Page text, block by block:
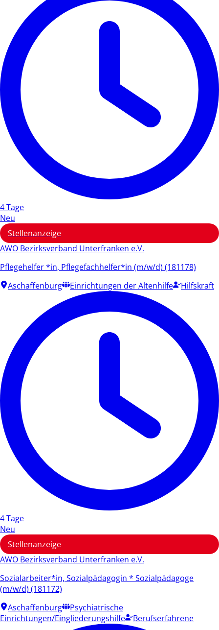
4 Tage
Neu
Stellenanzeige
AWO Bezirksverband Unterfranken e.V.
Pflegehelfer *in, Pflegefachhelfer*in (m/w/d) (181178)
Aschaffenburg
Einrichtungen der Altenhilfe Hilfskraft
4 Tage
Neu
Stellenanzeige
AWO Bezirksverband Unterfranken e.V.
Sozialarbeiter*in, Sozialpädagogin * Sozialpädagoge
(m/w/d) (181172)
Aschaffenburg
Psychiatrische
Einrichtungen/Eingliederungshilfe
Berufserfahrene